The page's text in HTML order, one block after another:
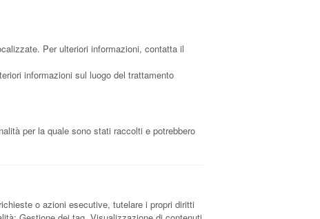
Per ulteriori informazioni, contatta il
informazioni sul luogo del trattamento
per la quale sono stati raccolti e potrebbero
o azioni esecutive, tutelare i propri diritti